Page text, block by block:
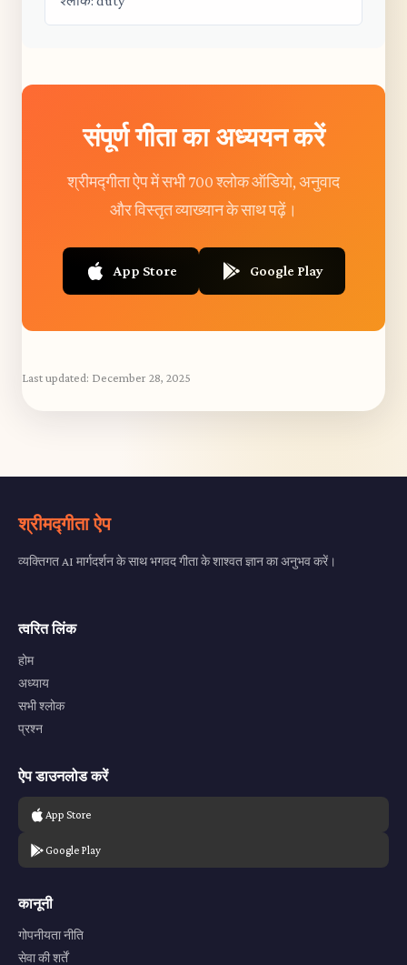
संपूर्ण गीता का अध्ययन करें
श्रीमद्गीता ऐप में सभी 700 श्लोक ऑडियो, अनुवाद
और विस्तृत व्याख्यान के साथ पढ़ें।
App Store Google Play
Last updated: December 28, 2025
श्रीमद्गीता ऐप
व्यक्तिगत AI मार्गदर्शन के साथ भगवद गीता के शाश्वत ज्ञान का अनुभव करें।
त्वरित लिंक
होम
अध्याय
सभी श्लोक
प्रश्न
ऐप डाउनलोड करें
App Store
Google Play
कानूनी
गोपनीयता नीति
सेवा की शर्तें